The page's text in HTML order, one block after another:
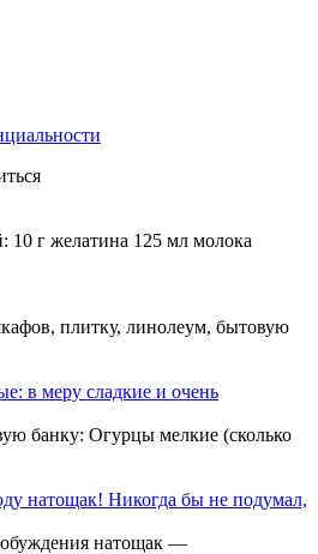
г желатина 125 мл молока
плитку, линолеум, бытовую
в меру сладкие и очень
банку: Огурцы мелкие (сколько
натощак! Никогда бы не подумал,
натощак —